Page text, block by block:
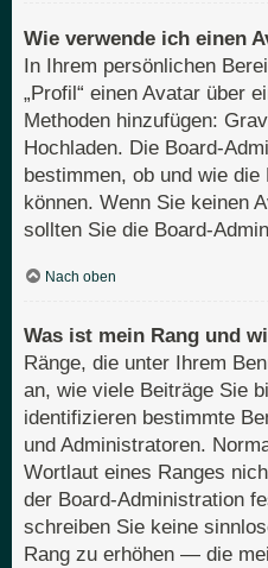
Wie verwende ich einen
In Ihrem persönlichen
„Profil“ einen Avatar über
Methoden hinzufügen:
Hochladen. Die Board-
bestimmen, ob und wie
können. Wenn Sie keinen
sollten Sie die Board-
Nach oben
Was ist mein Rang und
Ränge, die unter Ihrem
an, wie viele Beiträge Sie
identifizieren bestimmte
und Administratoren.
Wortlaut eines Ranges
der Board-Administration
schreiben Sie keine
Rang zu erhöhen — die